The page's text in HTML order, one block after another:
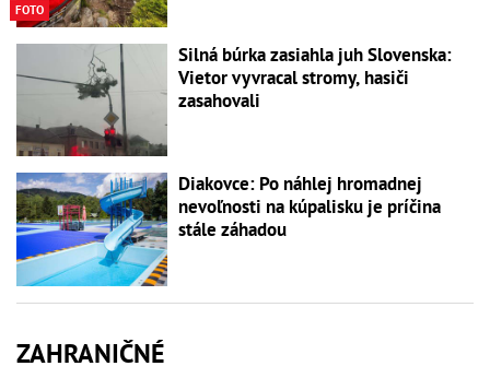
FOTO
Silná búrka zasiahla juh Slovenska:
Vietor vyvracal stromy, hasiči
zasahovali
Diakovce: Po náhlej hromadnej
nevoľnosti na kúpalisku je príčina
stále záhadou
ZAHRANIČNÉ